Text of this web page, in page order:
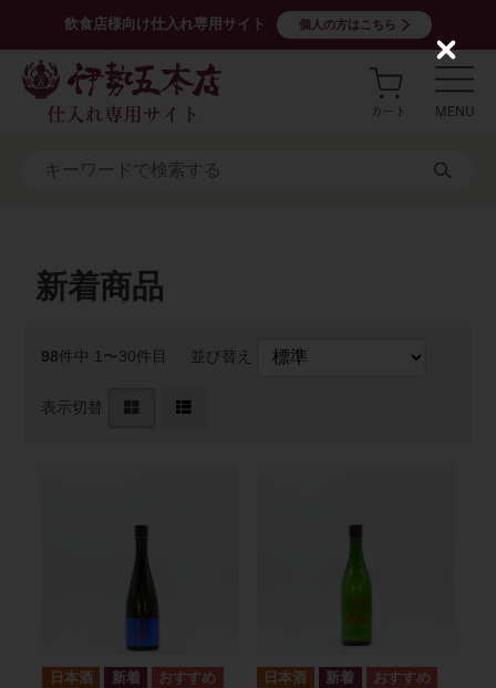
飲食店様向け仕入れ専用サイト 個人の方はこちら
新着商品
98件中 1〜30件目 並び替え
表示切替
日本酒 日本酒
C
l
s